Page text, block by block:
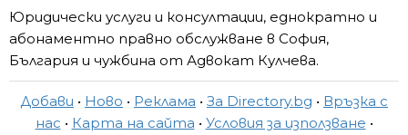
Юридически услуги и консултации, еднократно и
абонаментно правно обслужване в София,
България и чужбина от Адвокат Кулчева.
Добави • Ново • Реклама • За Directory.bg • Връзка с
нас • Карта на сайта • Условия за използване •